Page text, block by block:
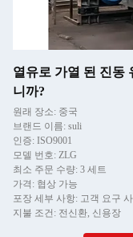
열유로 가열 된 진동
니까?
원래 장소: 중국
브랜드 이름: suli
인증: ISO9001
모델 번호: ZLG
최소 주문 수량: 3 세트
가격: 협상 가능
포장 세부 사항: 고객 요구
지불 조건: 전신환, 신용장